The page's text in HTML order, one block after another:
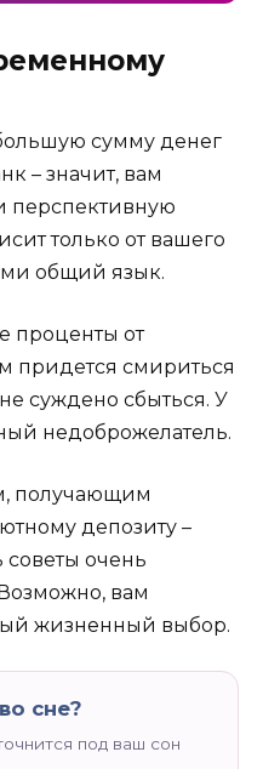
сумму денег
– значит, вам
перспективную
только от вашего
общий язык.
проценты от
придется смириться
суждено сбыться. У
недоброжелатель.
получающим
депозиту –
советы очень
вам
жизненный выбор.
сне?
под ваш сон